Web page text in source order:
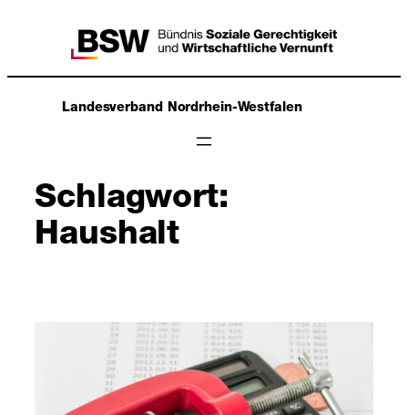
Landesverband Nordrhein-Westfalen
Schlagwort:
Haushalt